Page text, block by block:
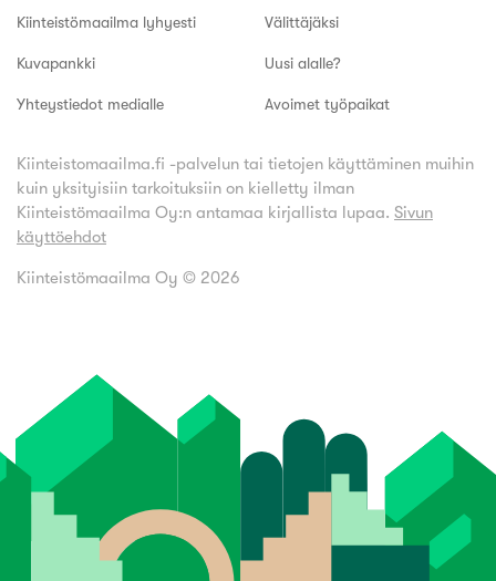
Kiinteistömaailma lyhyesti
Kuvapankki
Yhteystiedot medialle
Välittäjäksi
Uusi alalle?
Avoimet työpaikat
Kiinteistomaailma.fi -palvelun tai tietojen käyttäminen muihin
kuin yksityisiin tarkoituksiin on kielletty ilman
Kiinteistömaailma Oy:n antamaa kirjallista lupaa. Sivun
käyttöehdot
Kiinteistömaailma Oy © 2026